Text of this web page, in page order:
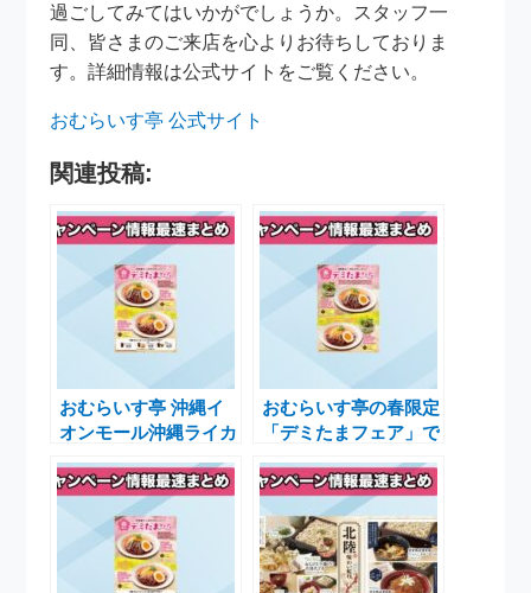
過ごしてみてはいかがでしょうか。スタッフ一
同、皆さまのご来店を心よりお待ちしておりま
す。詳細情報は公式サイトをご覧ください。
おむらいす亭 公式サイト
関連投稿:
おむらいす亭 沖縄イ
オンモール沖縄ライカ
ェアが開催中
おむらいす亭の春限定
「デミたまフェア」で
しもう